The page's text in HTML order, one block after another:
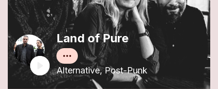
Land of Pure
Alternative, Post-Punk